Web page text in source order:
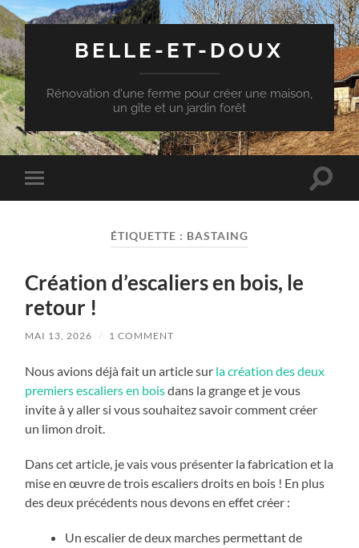
BELLE-ET-DOUX
Rénovation d'une ferme pour créer une maison,
un gîte et un jardin forêt
Toggle
mobile
Toggle
ÉTIQUETTE : BASTAING
Création d’escaliers en bois, le
retour !
MAI 13, 2026 / 1 COMMENT
Nous avions déjà fait un article sur la création des deux
premiers escaliers en boisdans la grange et je vous
invite à y aller si vous souhaitez savoir comment créer
un limon droit.
Dans cet article, je vais vous présenter la fabrication et la
mise en œuvre de trois escaliers droits en bois ! En plus
des deux précédents nous devons en effet créer :
Un escalier de deux marches permettant de